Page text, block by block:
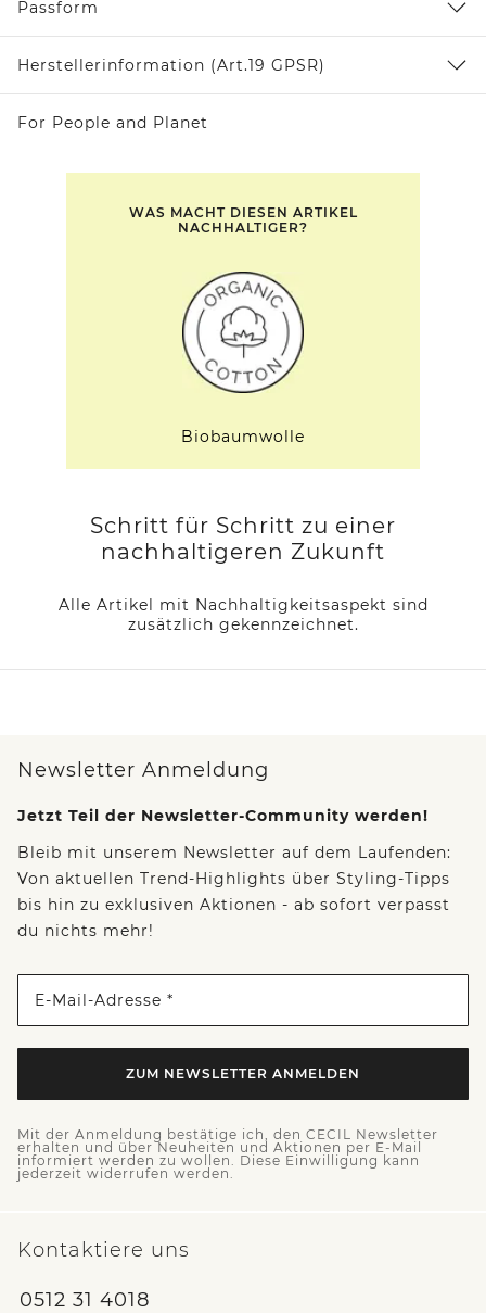
Passform
Herstellerinformation (Art.19 GPSR)
For People and Planet
WAS MACHT DIESEN ARTIKEL
NACHHALTIGER?
Biobaumwolle
Schritt für Schritt zu einer
nachhaltigeren Zukunft
Alle Artikel mit Nachhaltigkeitsaspekt sind
zusätzlich gekennzeichnet.
Newsletter Anmeldung
Jetzt Teil der Newsletter-Community werden!
Bleib mit unserem Newsletter auf dem Laufenden:
Von aktuellen Trend-Highlights über Styling-Tipps
bis hin zu exklusiven Aktionen - ab sofort verpasst
du nichts mehr!
E-Mail-Adresse *
ZUM NEWSLETTER ANMELDEN
Mit der Anmeldung bestätige ich, den CECIL Newsletter
erhalten und über Neuheiten und Aktionen per E-Mail
informiert werden zu wollen. Diese Einwilligung kann
jederzeit widerrufen werden.
Kontaktiere uns
0512 31 4018